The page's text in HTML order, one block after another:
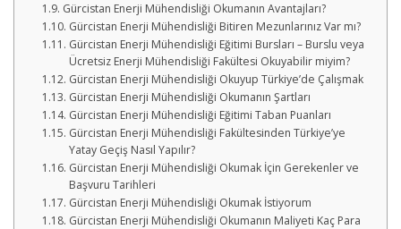
Gürcistan Enerji Mühendisliği Okumanın Avantajları?
Gürcistan Enerji Mühendisliği Bitiren Mezunlarınız Var mı?
Gürcistan Enerji Mühendisliği Eğitimi Bursları – Burslu veya
Ücretsiz Enerji Mühendisliği Fakültesi Okuyabilir miyim?
Gürcistan Enerji Mühendisliği Okuyup Türkiye’de Çalışmak
Gürcistan Enerji Mühendisliği Okumanın Şartları
Gürcistan Enerji Mühendisliği Eğitimi Taban Puanları
Gürcistan Enerji Mühendisliği Fakültesinden Türkiye’ye
Yatay Geçiş Nasıl Yapılır?
Gürcistan Enerji Mühendisliği Okumak İçin Gerekenler ve
Başvuru Tarihleri
Gürcistan Enerji Mühendisliği Okumak İstiyorum
Gürcistan Enerji Mühendisliği Okumanın Maliyeti Kaç Para